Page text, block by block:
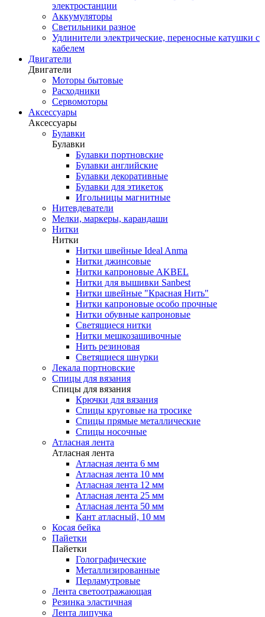
электростанции
Аккумуляторы
Светильники разное
Удлинители электрические, переносные катушки с
кабелем
Двигатели
Двигатели
Моторы бытовые
Расходники
Сервомоторы
Аксессуары
Аксессуары
Булавки
Булавки
Булавки портновские
Булавки английские
Булавки декоративные
Булавки для этикеток
Игольницы магнитные
Нитевдеватели
Мелки, маркеры, карандаши
Нитки
Нитки
Нитки швейные Ideal Anma
Нитки джинсовые
Нитки капроновые AKBEL
Нитки для вышивки Sanbest
Нитки швейные "Красная Нить"
Нитки капроновые особо прочные
Нитки обувные капроновые
Светящиеся нитки
Нитки мешкозашивочные
Нить резиновая
Светящиеся шнурки
Лекала портновские
Спицы для вязания
Спицы для вязания
Крючки для вязания
Спицы круговые на тросике
Спицы прямые металлические
Спицы носочные
Атласная лента
Атласная лента
Атласная лента 6 мм
Атласная лента 10 мм
Атласная лента 12 мм
Атласная лента 25 мм
Атласная лента 50 мм
Кант атласный, 10 мм
Косая бейка
Пайетки
Пайетки
Голографические
Металлизированные
Перламутровые
Лента светоотражающая
Резинка эластичная
Лента липучка